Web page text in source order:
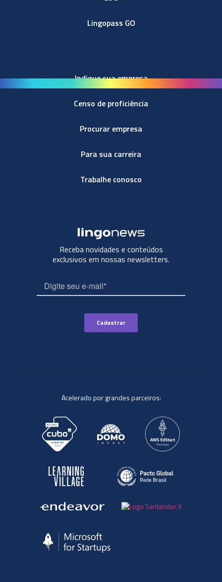
Lingopass GO
Indique sua empresa
Censo de proficiência
Procurar empresa
Para sua carreira
Trabalhe conosco
Receba novidades e conteúdos
exclusivos em nossas newsletters.
Acelerado por grandes parceiros: